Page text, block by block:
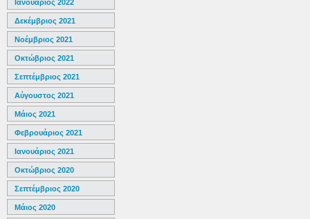
Ιανουάριος 2022
Δεκέμβριος 2021
Νοέμβριος 2021
Οκτώβριος 2021
Σεπτέμβριος 2021
Αύγουστος 2021
Μάιος 2021
Φεβρουάριος 2021
Ιανουάριος 2021
Οκτώβριος 2020
Σεπτέμβριος 2020
Μάιος 2020